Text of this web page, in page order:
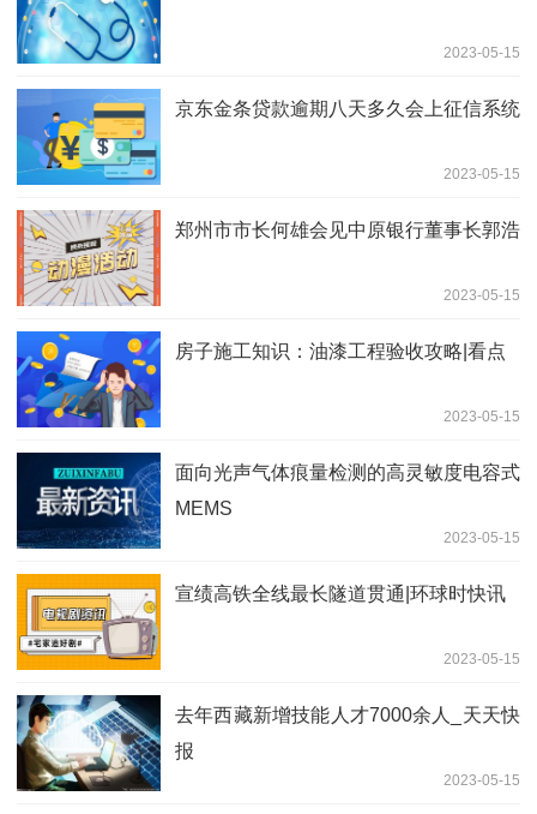
2023-05-15
京东金条贷款逾期八天多久会上征信系统
2023-05-15
郑州市市长何雄会见中原银行董事长郭浩
2023-05-15
房子施工知识：油漆工程验收攻略|看点
2023-05-15
面向光声气体痕量检测的高灵敏度电容式
MEMS
2023-05-15
宣绩高铁全线最长隧道贯通|环球时快讯
2023-05-15
去年西藏新增技能人才7000余人_天天快
报
2023-05-15